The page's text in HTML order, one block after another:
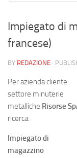
Impiegato di
francese)
BY REDAZIONE ·
Per azienda cliente
settore minuterie
metalliche Risorse
ricerca:
Impiegato di
magazzino